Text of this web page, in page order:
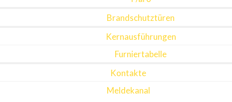
Brandschutztüren
Kernausführungen
Furniertabelle
Kontakte
Meldekanal